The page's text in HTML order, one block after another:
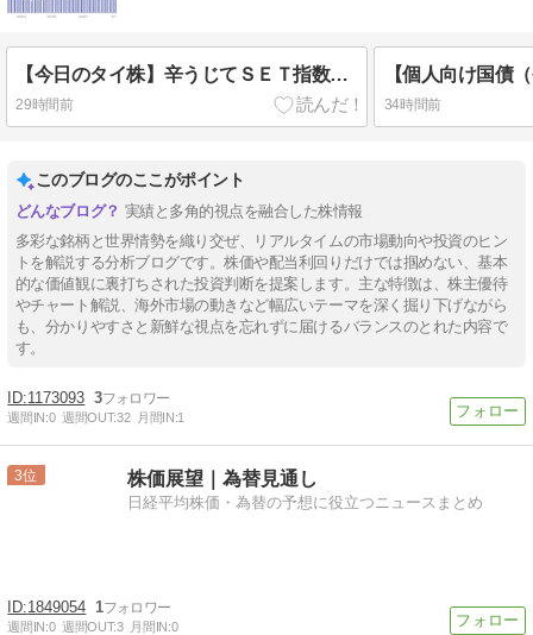
【今日のタイ株】辛うじてＳＥＴ指数１６００Ｐキープ（2026/08/05）
29時間前 34時間前
このブログのここがポイント
実績と多角的視点を融合した株情報
多彩な銘柄と世界情勢を織り交ぜ、リアルタイムの市場動向や投資のヒン
トを解説する分析ブログです。株価や配当利回りだけでは掴めない、基本
的な価値観に裏打ちされた投資判断を提案します。主な特徴は、株主優待
やチャート解説、海外市場の動きなど幅広いテーマを深く掘り下げながら
も、分かりやすさと新鮮な視点を忘れずに届けるバランスのとれた内容で
す。
1173093 3
週間IN:0 週間OUT:32 月間IN:1
3 株価展望｜為替見通し
日経平均株価・為替の予想に役立つニュースまとめ
1849054 1
週間IN:0 週間OUT:3 月間IN:0